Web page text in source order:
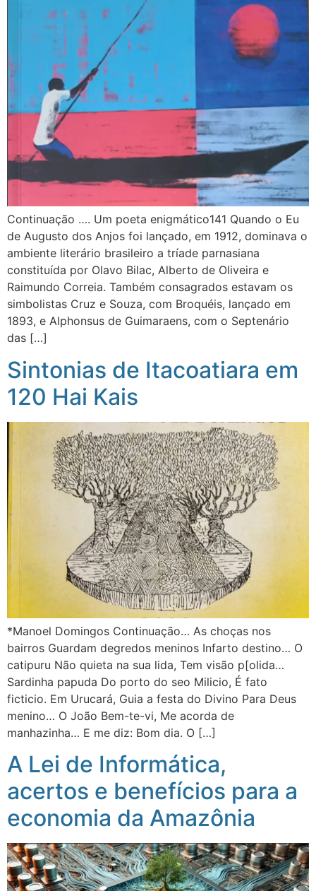
Continuação …. Um poeta enigmático141 Quando o Eu
de Augusto dos Anjos foi lançado, em 1912, dominava o
ambiente literário brasileiro a tríade parnasiana
constituída por Olavo Bilac, Alberto de Oliveira e
Raimundo Correia. Também consagrados estavam os
simbolistas Cruz e Souza, com Broquéis, lançado em
1893, e Alphonsus de Guimaraens, com o Septenário
das […]
Sintonias de Itacoatiara em
120 Hai Kais
*Manoel Domingos Continuação… As choças nos
bairros Guardam degredos meninos Infarto destino… O
catipuru Não quieta na sua lida, Tem visão p[olida…
Sardinha papuda Do porto do seo Milicio, É fato
ficticio. Em Urucará, Guia a festa do Divino Para Deus
menino… O João Bem-te-vi, Me acorda de
manhazinha… E me diz: Bom dia. O […]
A Lei de Informática,
acertos e benefícios para a
economia da Amazônia